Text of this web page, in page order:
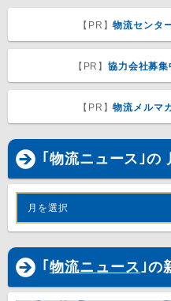
【PR】物流センタ
【PR】協力会社募集
【PR】物流メルマ
｢物流ニュース｣の
月を選択
｢ 物流ニュース｣の